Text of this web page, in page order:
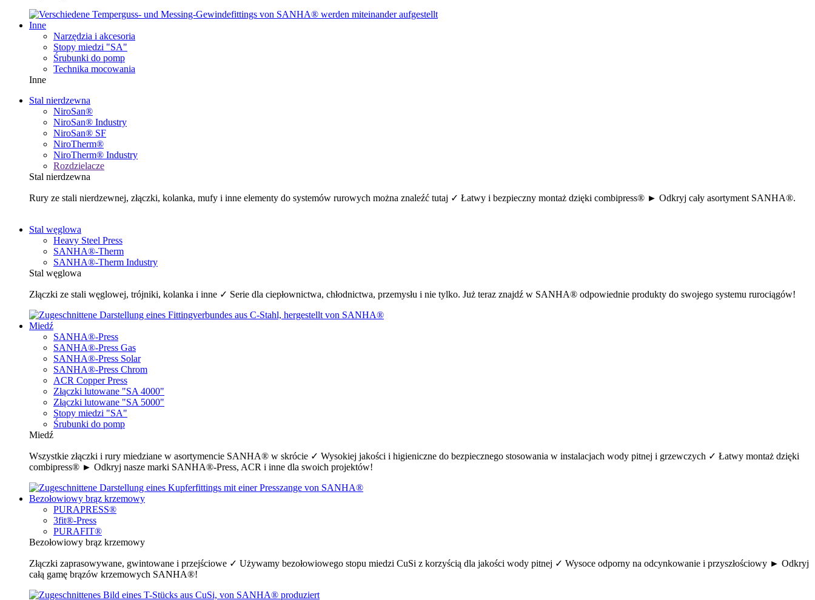
Inne
Narzędzia i akcesoria
Stopy miedzi "SA"
Śrubunki do pomp
Technika mocowania
Inne
Stal nierdzewna
NiroSan®
NiroSan® Industry
NiroSan® SF
NiroTherm®
NiroTherm® Industry
Rozdzielacze
Stal nierdzewna
Rury ze stali nierdzewnej, złączki, kolanka, mufy i inne elementy do systemów rurowych można znaleźć tutaj ✓ Łatwy i bezpieczny montaż dzięki combipress® ► Odkryj cały asortyment SANHA®.
Stal węglowa
Heavy Steel Press
SANHA®-Therm
SANHA®-Therm Industry
Stal węglowa
Złączki ze stali węglowej, trójniki, kolanka i inne ✓ Serie dla ciepłownictwa, chłodnictwa, przemysłu i nie tylko. Już teraz znajdź w SANHA® odpowiednie produkty do swojego systemu rurociągów!
Miedź
SANHA®-Press
SANHA®-Press Gas
SANHA®-Press Solar
SANHA®-Press Chrom
ACR Copper Press
Złączki lutowane "SA 4000"
Złączki lutowane "SA 5000"
Stopy miedzi "SA"
Śrubunki do pomp
Miedź
Wszystkie złączki i rury miedziane w asortymencie SANHA® w skrócie ✓ Wysokiej jakości i higieniczne do bezpiecznego stosowania w instalacjach wody pitnej i grzewczych ✓ Łatwy montaż dzięki
combipress® ► Odkryj nasze marki SANHA®-Press, ACR i inne dla swoich projektów!
Bezołowiowy brąz krzemowy
PURAPRESS®
3fit®-Press
PURAFIT®
Bezołowiowy brąz krzemowy
Złączki zaprasowywane, gwintowane i przejściowe ✓ Używamy bezołowiowego stopu miedzi CuSi z korzyścią dla jakości wody pitnej ✓ Wysoce odporny na odcynkowanie i przyszłościowy ► Odkryj
całą gamę brązów krzemowych SANHA®!